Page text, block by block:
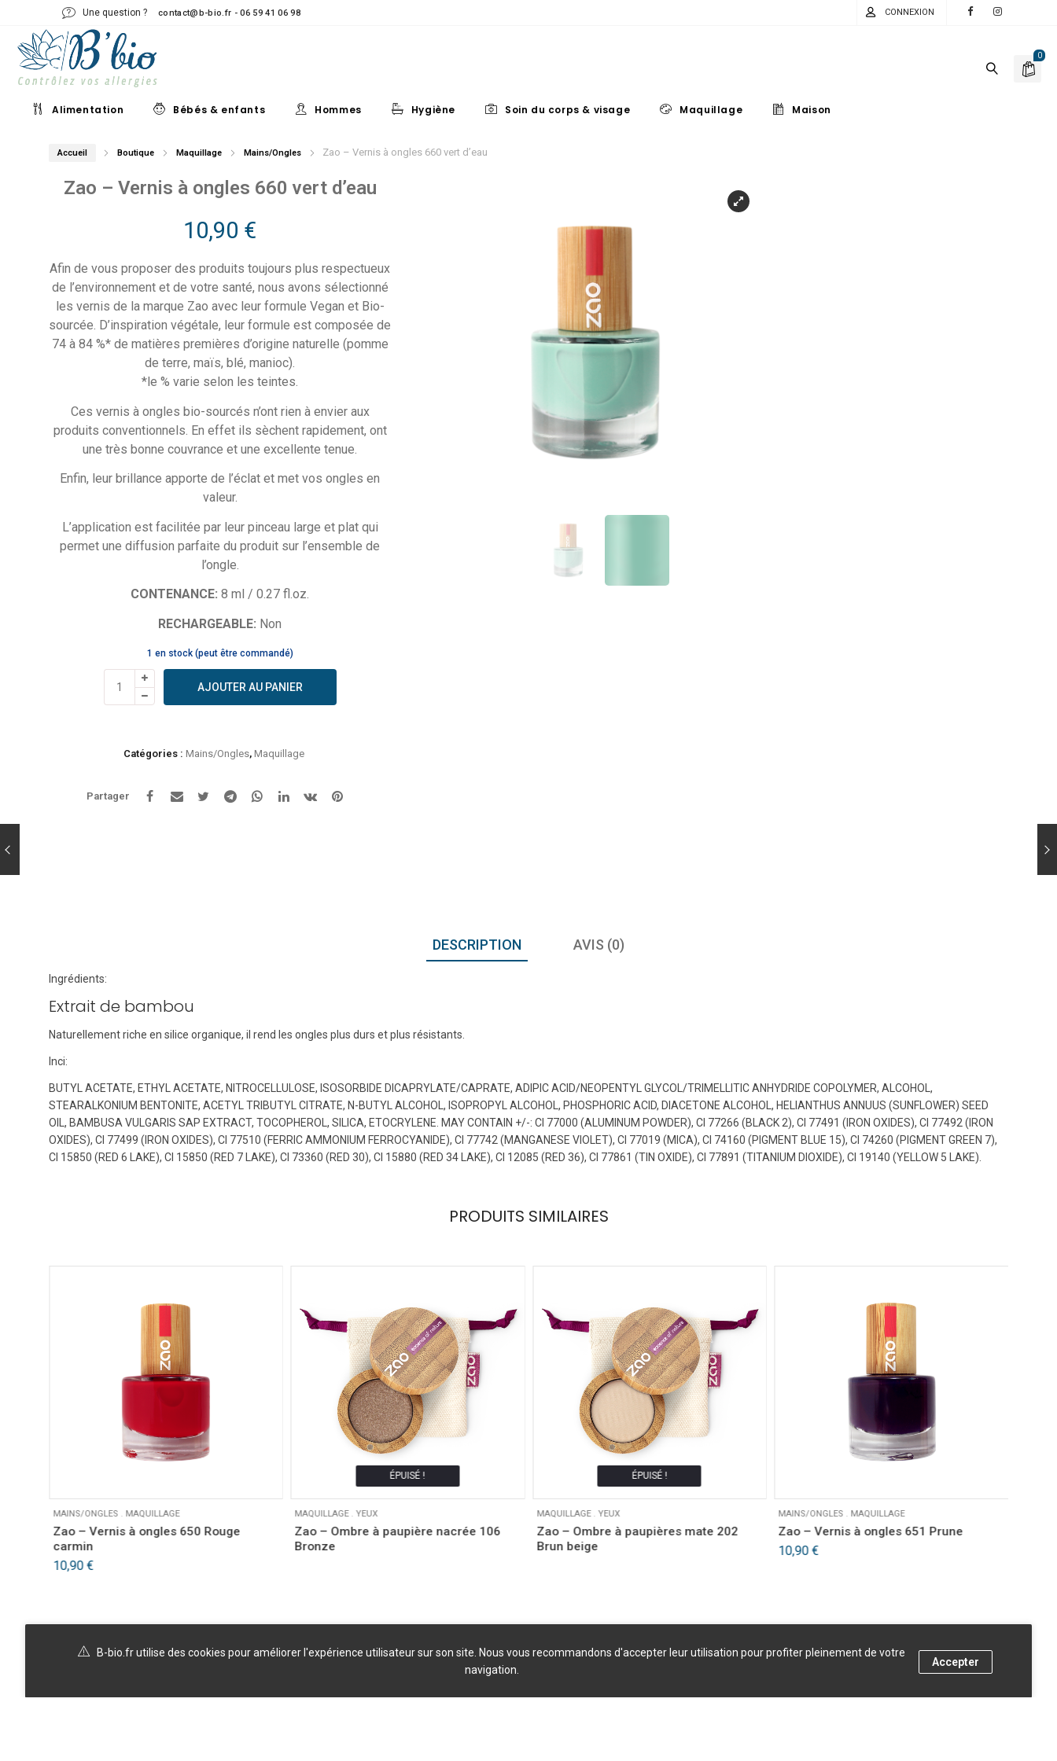
Une question ? contact@b-bio.fr - 06 59 41 06 98 CONNEXION
0
Alimentation Bébés & enfants Hommes Hygiène Soin du corps & visage Maquillage Maison
Accueil Boutique Maquillage Mains/Ongles Zao – Vernis à ongles 660 vert d’eau
Zao – Vernis à ongles 660 vert d’eau
10,90 €
Afin de vous proposer des produits toujours plus respectueux
de l’environnement et de votre santé, nous avons sélectionné
les vernis de la marque Zao avec leur formule Vegan et Bio-
sourcée. D’inspiration végétale, leur formule est composée de
74 à 84 %* de matières premières d’origine naturelle (pomme
de terre, maïs, blé, manioc).
*le % varie selon les teintes.
Ces vernis à ongles bio-sourcés n’ont rien à envier aux
produits conventionnels. En effet ils sèchent rapidement, ont
une très bonne couvrance et une excellente tenue.
Enfin, leur brillance apporte de l’éclat et met vos ongles en
valeur.
L’application est facilitée par leur pinceau large et plat qui
permet une diffusion parfaite du produit sur l’ensemble de
l’ongle.
CONTENANCE:8 ml / 0.27 fl.oz.
RECHARGEABLE: Non
1 en stock (peut être commandé)
quantité
de
660
AJOUTER AU PANIER
Catégories : Mains/Ongles, Maquillage
Partager
DESCRIPTION AVIS (0)
Ingrédients:
Extrait de bambou
Naturellement riche en silice organique, il rend les ongles plus durs et plus résistants.
Inci:
BUTYL ACETATE, ETHYL ACETATE, NITROCELLULOSE, ISOSORBIDE DICAPRYLATE/CAPRATE, ADIPIC ACID/NEOPENTYL GLYCOL/TRIMELLITIC ANHYDRIDE COPOLYMER, ALCOHOL,
STEARALKONIUM BENTONITE, ACETYL TRIBUTYL CITRATE, N-BUTYL ALCOHOL, ISOPROPYL ALCOHOL, PHOSPHORIC ACID, DIACETONE ALCOHOL, HELIANTHUS ANNUUS (SUNFLOWER) SEED
OIL, BAMBUSA VULGARIS SAP EXTRACT, TOCOPHEROL, SILICA, ETOCRYLENE. MAY CONTAIN +/-: CI 77000 (ALUMINUM POWDER), CI 77266 (BLACK 2), CI 77491 (IRON OXIDES), CI 77492 (IRON
OXIDES), CI 77499 (IRON OXIDES), CI 77510 (FERRIC AMMONIUM FERROCYANIDE), CI 77742 (MANGANESE VIOLET), CI 77019 (MICA), CI 74160 (PIGMENT BLUE 15), CI 74260 (PIGMENT GREEN 7),
CI 15850 (RED 6 LAKE), CI 15850 (RED 7 LAKE), CI 73360 (RED 30), CI 15880 (RED 34 LAKE), CI 12085 (RED 36), CI 77861 (TIN OXIDE), CI 77891 (TITANIUM DIOXIDE), CI 19140 (YELLOW 5 LAKE).
PRODUITS SIMILAIRES
MAINS/ONGLES . MAQUILLAGE
Zao – Vernis à ongles 650 Rouge
carmin
10,90 €
ÉPUISÉ !
MAQUILLAGE.YEUX
Zao – Ombre à paupière nacrée 106
Bronze
ÉPUISÉ !
MAQUILLAGE. YEUX
Zao – Ombre à paupières mate 202
Brun beige
MAINS/ONGLES . MAQUILLAGE
Zao – Vernis à ongles 651 Prune
10,90€
B-bio.fr utilise des cookies pour améliorer l'expérience utilisateur sur son site. Nous vous recommandons d'accepter leur utilisation pour profiter pleinement de votre
navigation.
Accepter